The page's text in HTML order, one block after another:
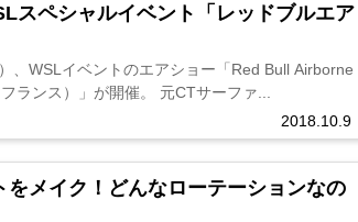
スペシャルイベント「レッドブルエア
2018.10.9
、WSLイベントのエアショー「Red Bull Airborne
ランス）」が開催。 元CTサーファ...
メイク！どんなローテーションなの